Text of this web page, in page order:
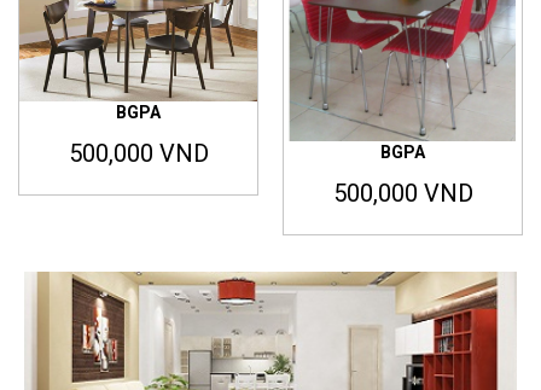
BGPA
500,000 VND BGPA
500,000 VND